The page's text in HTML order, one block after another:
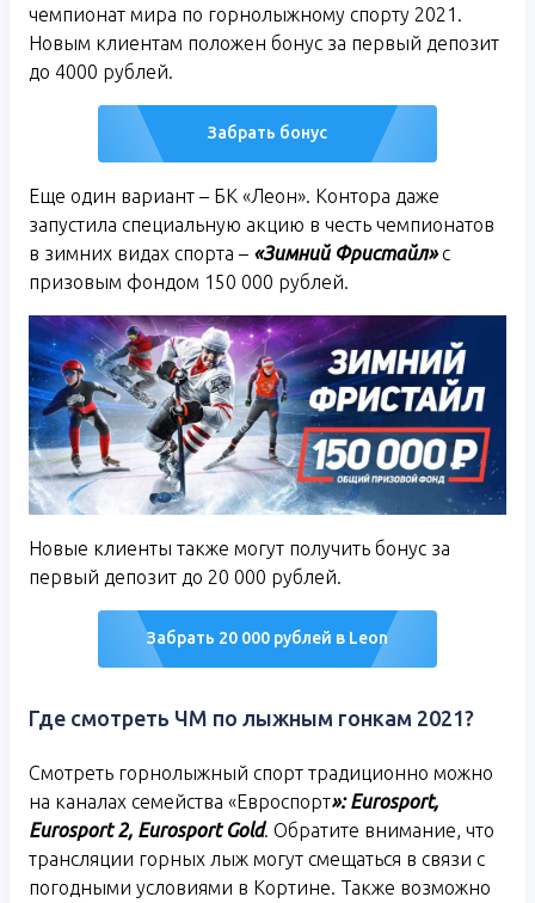
чемпионат мира по горнолыжному спорту 2021.
Новым клиентам положен бонус за первый депозит
до 4000 рублей.
Забрать бонус
Еще один вариант – БК «Леон». Контора даже
запустила специальную акцию в честь чемпионатов
в зимних видах спорта – «Зимний Фристайл»с
призовым фондом 150 000 рублей.
Новые клиенты также могут получить бонус за
первый депозит до 20 000 рублей.
Забрать 20 000 рублей в Leon
Где смотреть ЧМ по лыжным гонкам 2021?
Смотреть горнолыжный спорт традиционно можно
на каналах семейства «Евроспорт»:Eurosport,
Eurosport2, Eurosport Gold. Обратите внимание, что
трансляции горных лыж могут смещаться в связи с
погодными условиями в Кортине. Также возможно